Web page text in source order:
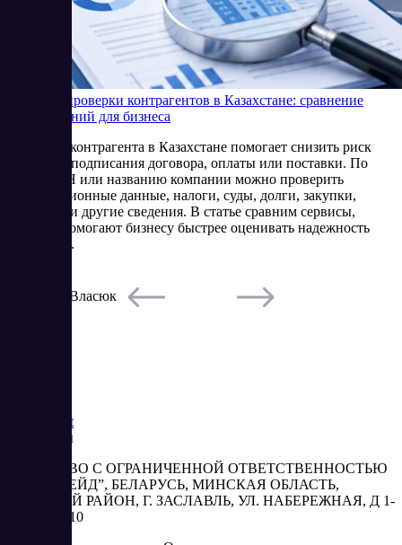
Сервисы проверки контрагентов в Казахстане: сравнение
SaaS-решений для бизнеса
Проверка контрагента в Казахстане помогает снизить риск
сделки до подписания договора, оплаты или поставки. По
БИН, ИИН или названию компании можно проверить
регистрационные данные, налоги, суды, долги, закупки,
лицензии и другие сведения. В статье сравним сервисы,
которые помогают бизнесу быстрее оценивать надежность
партнеров.
Елена Власюк
Market
Реквизиты
ОБЩЕСТВО С ОГРАНИЧЕННОЙ ОТВЕТСТВЕННОСТЬЮ
“АБЕСТРЕЙД”, БЕЛАРУСЬ, МИНСКАЯ ОБЛАСТЬ,
МИНСКИЙ РАЙОН, Г. ЗАСЛАВЛЬ, УЛ. НАБЕРЕЖНАЯ, Д 1-
2, КОМ. 310